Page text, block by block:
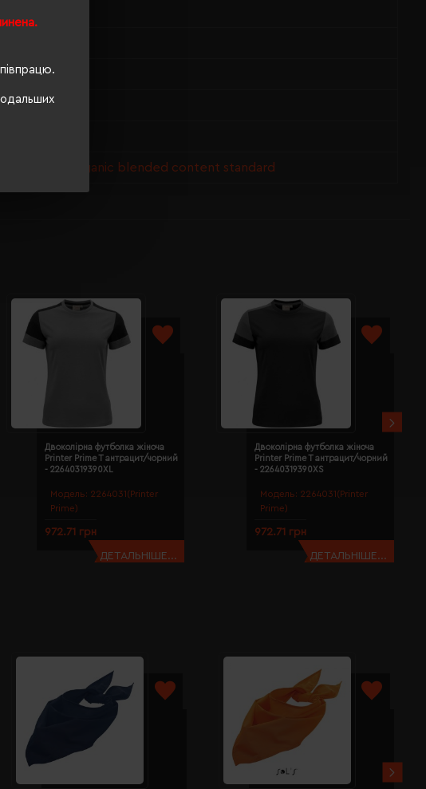
standard, Organic blended content standard
Модель: 2264031(Printer
Prime)
Двоколірна футболка жіноча
Printer Prime T антрацит/чорний
- 22640319390XL
972.71 грн
ДЕТАЛЬНІШЕ...
Модель: 2264031(Printer
Prime)
Двоколірна футболка жіноча
Printer Prime T антрацит/чорний
- 22640319390XS
972.71 грн
ДЕТАЛЬНІШЕ...